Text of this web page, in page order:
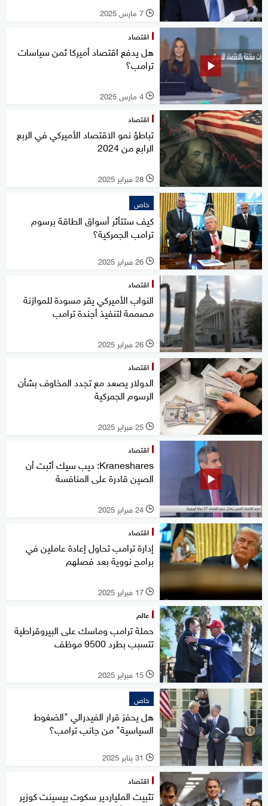
l 7 مارس 2025
اقتصاد
هل يدفع اقتصاد أميركا ثمن سياسات
ترامب؟
l 4 مارس 2025
اقتصاد
تباطؤ نمو الاقتصاد الأميركي في الربع
الرابع من 2024
l 28 فبراير 2025
خاص
كيف ستتأثر أسواق الطاقة برسوم
ترامب الجمركية؟
l 26 فبراير 2025
اقتصاد
النواب الأميركي يقر مسودة للموازنة
مصممة لتنفيذ أجندة ترامب
l 26 فبراير 2025
اقتصاد
الدولار يصعد مع تجدد المخاوف بشأن
الرسوم الجمركية
l 25 فبراير 2025
اقتصاد
Kraneshares: ديب سيك أثبت أن
الصين قادرة على المنافسة
l 24 فبراير 2025
اقتصاد
إدارة ترامب تحاول إعادة عاملين في
برامج نووية بعد فصلهم
l 17 فبراير 2025
عالم
حملة ترامب وماسك على البيروقراطية
تتسبب بطرد 9500 موظف
l 15 فبراير 2025
خاص
هل يحفز قرار الفيدرالي "الضغوط
السياسية" من جانب ترامب؟
l 31 يناير 2025
اقتصاد
تثبيت الملياردير سكوت بيسينت كوزير